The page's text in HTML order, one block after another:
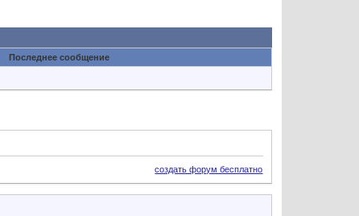
Последнее сообщение
создать форум бесплатно